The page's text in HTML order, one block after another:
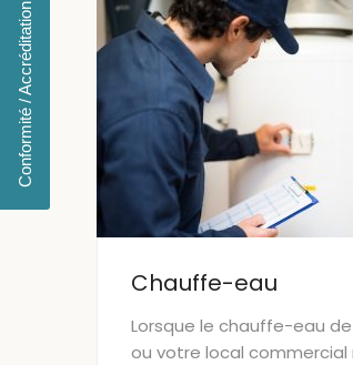
Chauffe-eau
Lorsque le chauffe-eau
ou votre local commercial
Conformité / Accréditation